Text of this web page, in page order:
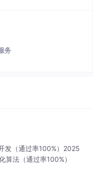
务
发（通过率100%）2025
算法（通过率100%）